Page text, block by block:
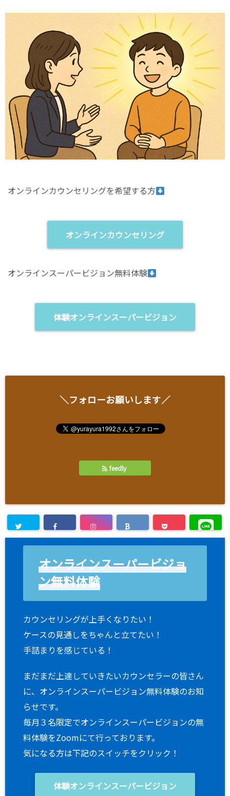
オンラインカウンセリングを希望する方
オンラインカウンセリング
オンラインスーパービジョン無料体験
体験オンラインスーパービジョン
＼フォローお願いします／
feedly
オンラインスーパービジョ
ン無料体験
カウンセリングが上手くなりたい！
ケースの見通しをちゃんと立てたい！
手詰まりを感じている！
まだまだ上達していきたいカウンセラーの皆さん
に、オンラインスーパービジョン無料体験のお知
らせです。
毎月３名限定でオンラインスーパービジョンの無
料体験をZoomにて行っております。
気になる方は下記のスイッチをクリック！
体験オンラインスーパービジョン